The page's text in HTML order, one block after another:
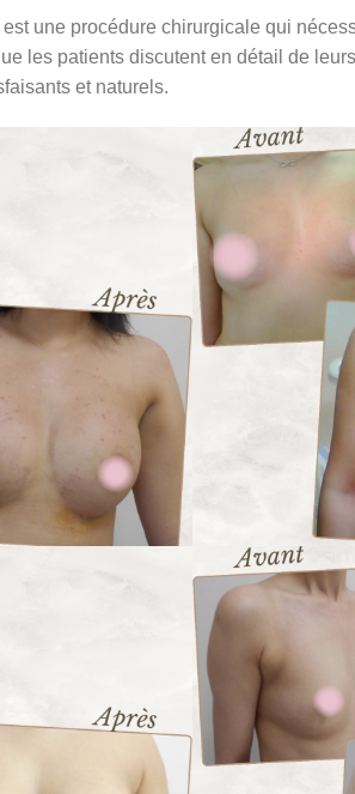
est une procédure chirurgicale qui
les patients discutent en détail de
et naturels.